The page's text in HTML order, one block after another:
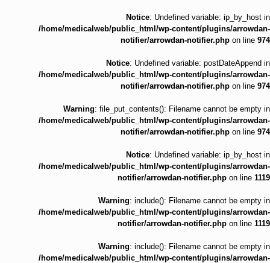
Notice: Undefined variable: ip_by_host in
/home/medicalweb/public_html/wp-content/plugins/arrowdan-
notifier/arrowdan-notifier.php on line 974
Notice: Undefined variable: postDateAppend in
/home/medicalweb/public_html/wp-content/plugins/arrowdan-
notifier/arrowdan-notifier.php on line 974
Warning: file_put_contents(): Filename cannot be empty in
/home/medicalweb/public_html/wp-content/plugins/arrowdan-
notifier/arrowdan-notifier.php on line 974
Notice: Undefined variable: ip_by_host in
/home/medicalweb/public_html/wp-content/plugins/arrowdan-
notifier/arrowdan-notifier.php on line 1119
Warning: include(): Filename cannot be empty in
/home/medicalweb/public_html/wp-content/plugins/arrowdan-
notifier/arrowdan-notifier.php on line 1119
Warning: include(): Filename cannot be empty in
/home/medicalweb/public_html/wp-content/plugins/arrowdan-